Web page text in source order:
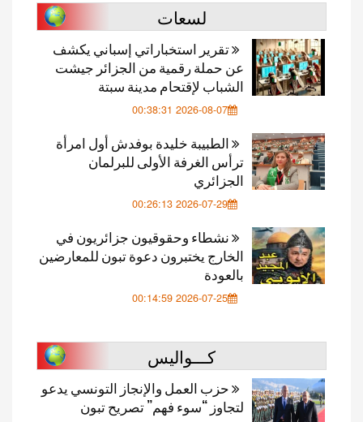
لسعات
تقرير استخباراتي إسباني يكشف
عن حملة رقمية من الجزائر جيشت
الشباب لإقتحام مدينة سبتة
2026-08-07 00:38:31
الطبيبة خليدة بوفدش أول امرأة
ترأس الغرفة الأولى للبرلمان
الجزائري
2026-07-29 00:26:13
نشطاء وحقوقيون جزائريون في
الخارج يختبرون دعوة تبون للمعارضين
بالعودة
2026-07-25 00:14:59
كـــواليس
حزب العمل والإنجاز التونسي يدعو
لتجاوز “سوء فهم” تصريح تبون